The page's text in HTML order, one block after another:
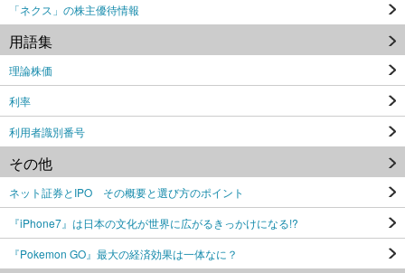
「ネクス」の株主優待情報
用語集
理論株価
利率
利用者識別番号
その他
ネット証券とIPO その概要と選び方のポイント
『iPhone7』は日本の文化が世界に広がるきっかけになる!?
『Pokemon GO』最大の経済効果は一体なに？